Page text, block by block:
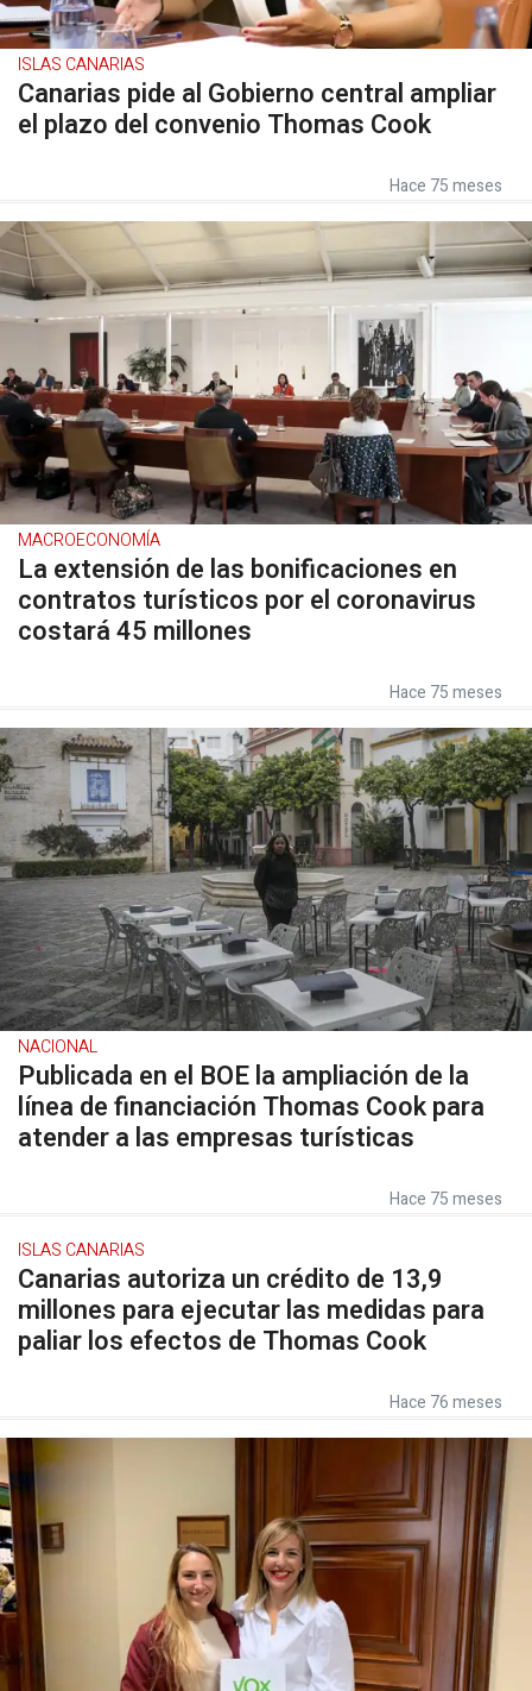
ISLAS CANARIAS
Canarias pide al Gobierno central ampliar
el plazo del convenio Thomas Cook
Hace 75 meses
MACROECONOMÍA
La extensión de las bonificaciones en
contratos turísticos por el coronavirus
costará 45 millones
Hace 75 meses
NACIONAL
Publicada en el BOE la ampliación de la
línea de financiación Thomas Cook para
atender a las empresas turísticas
Hace 75 meses
ISLAS CANARIAS
Canarias autoriza un crédito de 13,9
millones para ejecutar las medidas para
paliar los efectos de Thomas Cook
Hace 76 meses